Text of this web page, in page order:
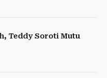
Teddy Soroti Mutu